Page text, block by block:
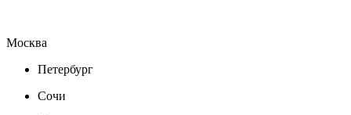
Москва
Петербург
Сочи